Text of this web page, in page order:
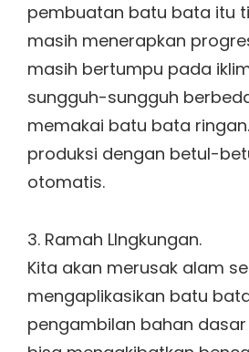
pembuatan batu bata itu
masih menerapkan
masih bertumpu pada
sungguh-sungguh
memakai batu bata
produksi dengan betul-
otomatis.
3. Ramah LIngkungan.
Kita akan merusak alam
mengaplikasikan batu
pengambilan bahan